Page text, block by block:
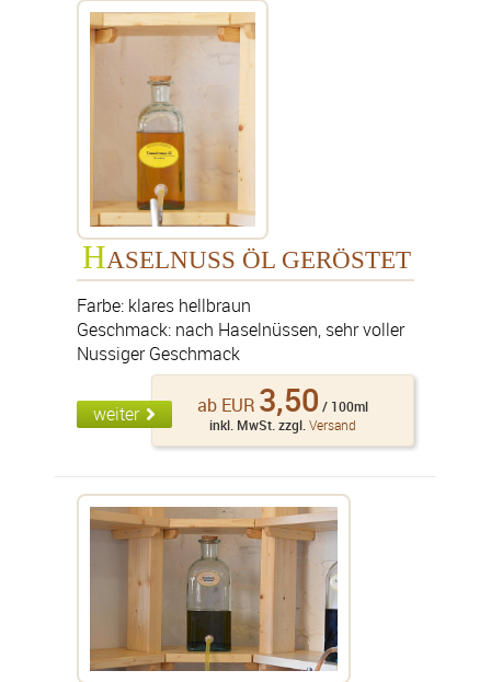
info@finefoodandmore.de
+49 (0)151 56045346
vCard speichern
HASELNUSS ÖL GERÖSTET
Farbe: klares hellbraun
Geschmack: nach Haselnüssen, sehr voller
Nussiger Geschmack
ab EUR 3,50 / 100ml
inkl. MwSt. zzgl. Versand
weiter